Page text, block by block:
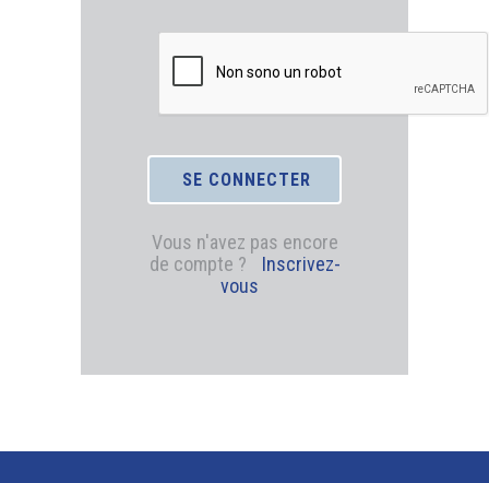
Vous n'avez pas encore
de compte ?
Inscrivez-
vous